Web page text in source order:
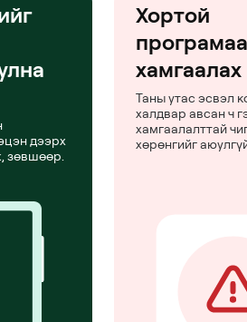
дээрх
зөвшөөр.
Хортой
хамгаалах
Таны утас эсвэл
халдвар авсан ч
хамгаалалттай
хөрөнгийг